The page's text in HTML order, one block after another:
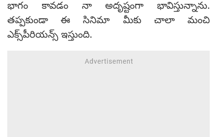
భాగం కావడం నా అదృష్టంగా భావిస్తున్నాను.
తప్పకుండా ఈ సినిమా మీకు చాలా మంచి
ఎక్స్‌పీరియన్స్ ఇస్తుంది.